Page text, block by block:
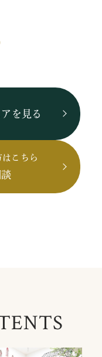
を見る
こちら